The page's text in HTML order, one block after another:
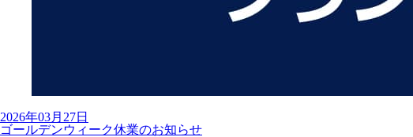
2026年03月27日
ゴールデンウィーク休業のお知らせ